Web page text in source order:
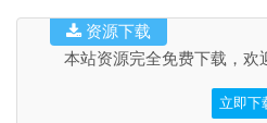
本站资源完全免费下载，欢
立即下
资源下载